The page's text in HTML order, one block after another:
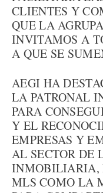
CLIENTES Y
QUE LA
INVITAMOS A
A QUE SE
AEGI HA
LA PATRONAL
PARA
Y EL
EMPRESAS Y
AL SECTOR DE
INMOBILIARIA,
MLS COMO LA